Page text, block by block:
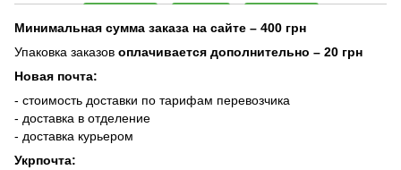
Минимальная сумма заказа на сайте – 400 грн
Упаковка заказов оплачивается дополнительно – 20 грн
Новая почта:
- стоимость доставки по тарифам перевозчика
- доставка в отделение
- доставка курьером
Укрпочта: